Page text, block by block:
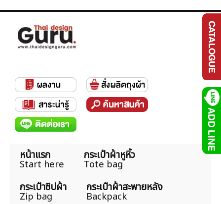
หน้าแรก
Start here
กระเป๋าผ้าหูหิ้ว
Tote bag
กระเป๋าซิปผ้า
Zip bag
กระเป๋าผ้าสะพายหลัง
Backpack